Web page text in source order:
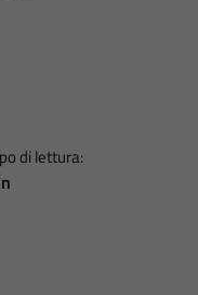
di lettura: